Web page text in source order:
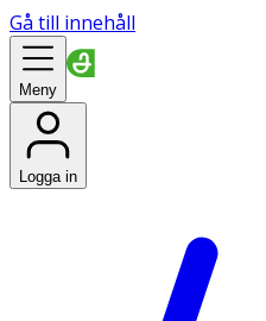
Gå till innehåll
Meny
Logga in